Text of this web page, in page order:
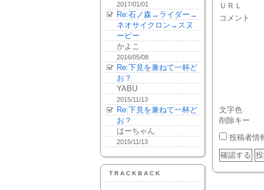
2017/01/01
Re:石ノ森→ライダー→
ネオサイクロン→スヌ
ーピー
かよこ
2016/05/08
Re:下見を兼ねて一杯ど
お？
YABU
2015/11/13
Re:下見を兼ねて一杯ど
お？
はーちゃん
2015/11/13
TRACKBACK
ＵＲＬ
コメント
文字色
削除キー
投稿者情